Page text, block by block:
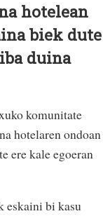
hotelean
biek dute
duina
komunitate
hotelaren ondoan
ere kale egoeran
eskaini bi kasu